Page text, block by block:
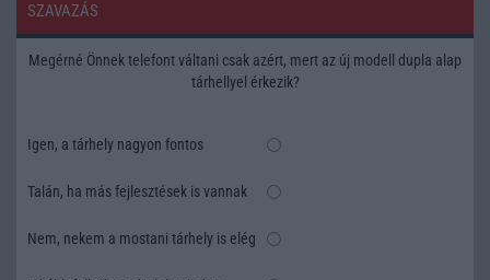
SZAVAZÁS
Megérné Önnek telefont váltani csak azért, mert az új modell dupla alap
tárhellyel érkezik?
Igen, a tárhely nagyon fontos
Talán, ha más fejlesztések is vannak
Nem, nekem a mostani tárhely is elég